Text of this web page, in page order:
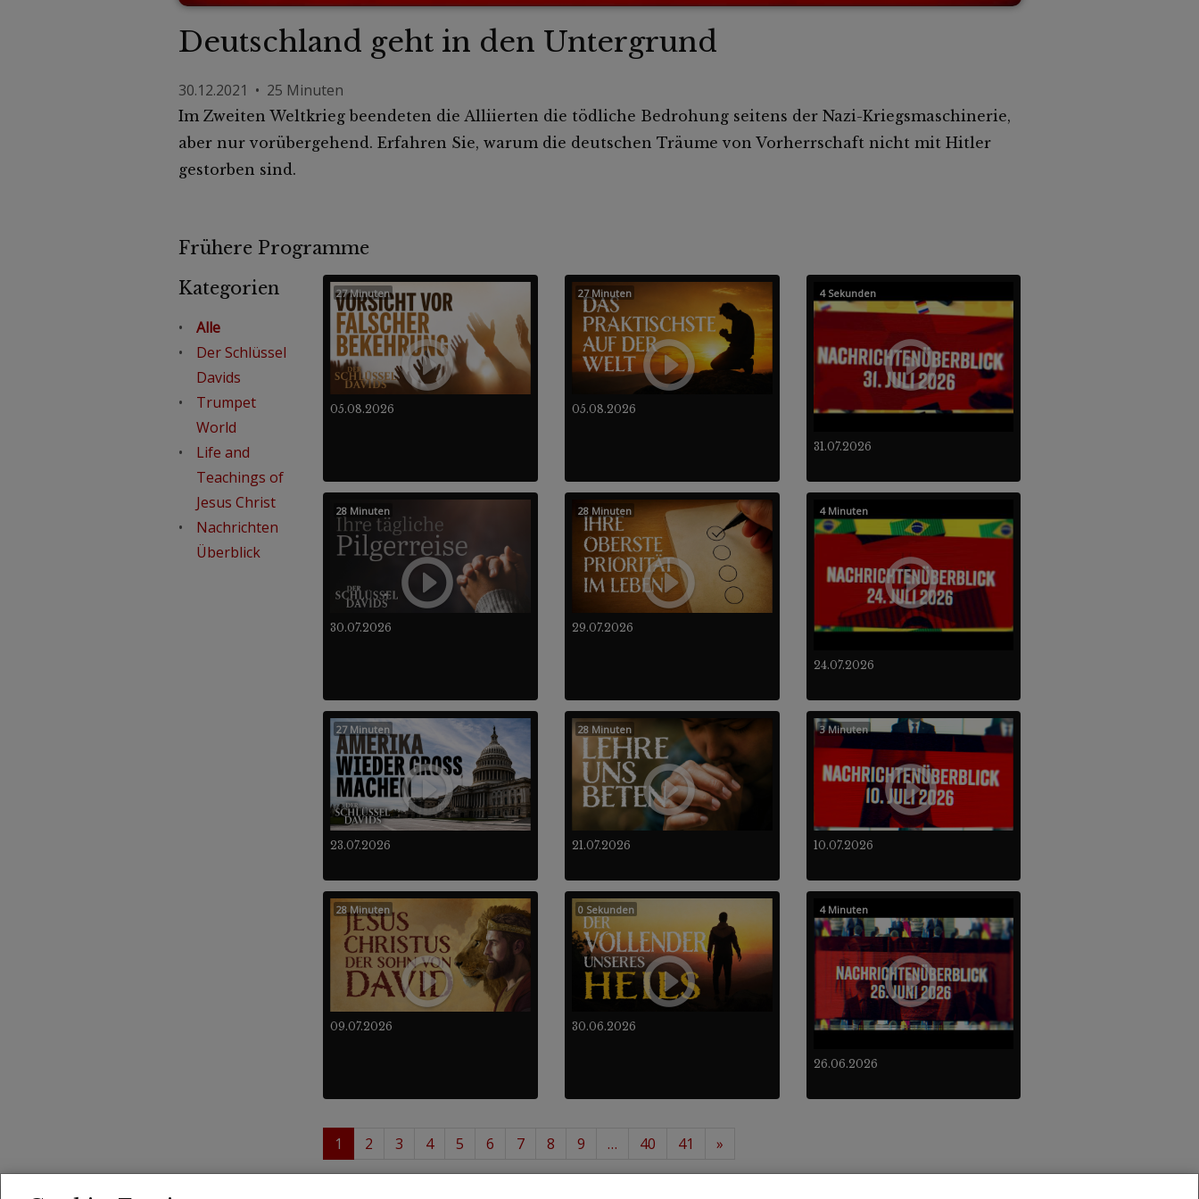
Deutschland geht in den Untergrund
30.12.2021 • 25 Minuten
Im Zweiten Weltkrieg beendeten die Alliierten die tödliche Bedrohung seitens der Nazi-Kriegsmaschinerie,
aber nur vorübergehend. Erfahren Sie, warum die deutschen Träume von Vorherrschaft nicht mit Hitler
gestorben sind.
Frühere Programme
Kategorien
Alle
Der Schlüssel
Davids
Trumpet
World
Life and
Teachings of
Jesus Christ
Nachrichten
Überblick
05.08.2026
27 Minuten
05.08.2026
27 Minuten
31.07.2026
4 Sekunden
30.07.2026
28 Minuten
29.07.2026
28 Minuten
24.07.2026
4 Minuten
23.07.2026
27 Minuten
21.07.2026
28 Minuten
10.07.2026
3 Minuten
09.07.2026
28 Minuten
30.06.2026
0 Sekunden
26.06.2026
4 Minuten
1 2 3 4 5 6 7 8 9 … 40 41
»